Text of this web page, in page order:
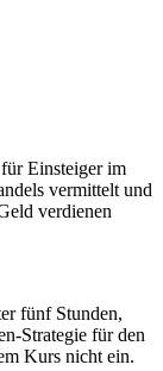
Einsteiger im
vermittelt und
verdienen
fünf Stunden,
Strategie für den
Kurs nicht ein.